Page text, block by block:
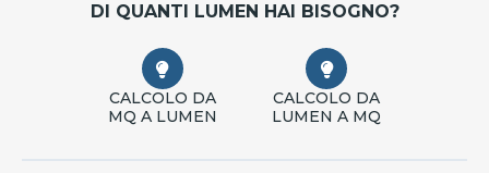
DI QUANTI LUMEN HAI BISOGNO?
CALCOLO DA
MQ A LUMEN
CALCOLO DA
LUMEN A MQ